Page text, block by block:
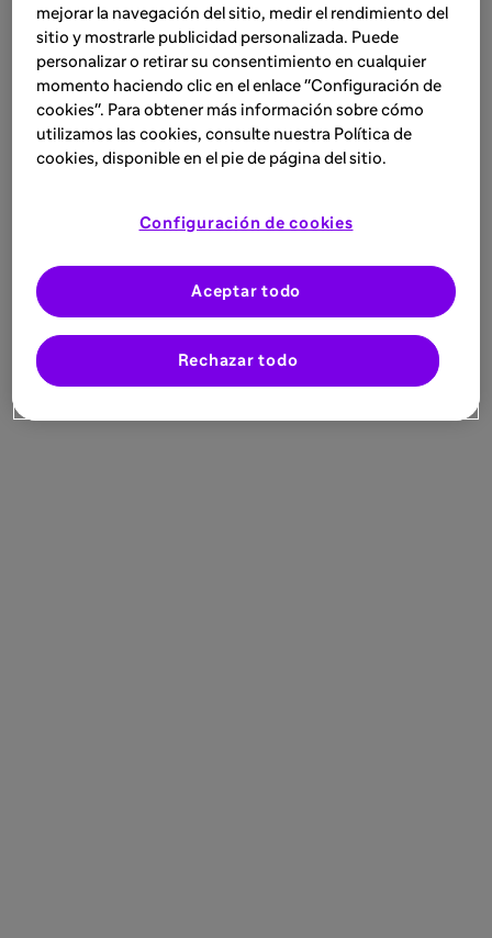
mejorar la navegación del sitio, medir el rendimiento del
sitio y mostrarle publicidad personalizada. Puede
personalizar o retirar su consentimiento en cualquier
momento haciendo clic en el enlace "Configuración de
cookies". Para obtener más información sobre cómo
utilizamos las cookies, consulte nuestra Política de
cookies, disponible en el pie de página del sitio.
Configuración de cookies
Rechazar todo
Aceptar todo